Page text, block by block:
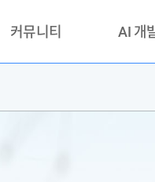
커뮤니티
성과 우수사례
AI 개